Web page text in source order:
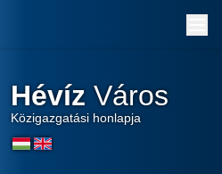
Hévíz Város
Közigazgatási honlapja